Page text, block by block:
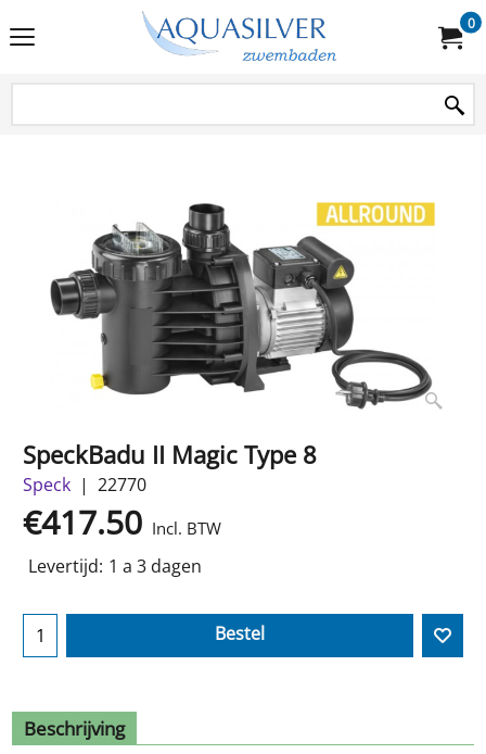
0
SpeckBadu II Magic Type 8
Speck 22770
€417.50 Incl. BTW
Levertijd: 1 a 3 dagen
Bestel
Beschrijving